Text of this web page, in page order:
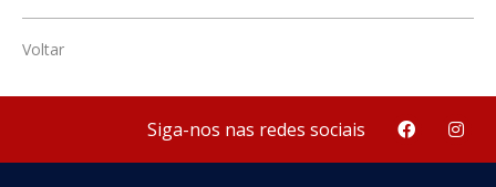
Voltar
Siga-nos nas redes sociais